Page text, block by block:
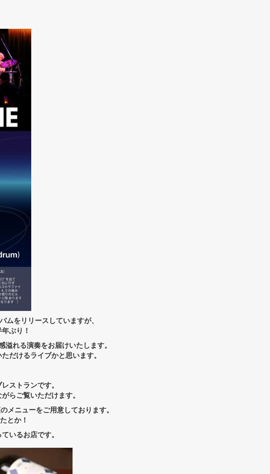
ムをリリースしていますが、
ぶり！
れる演奏をお届けいたします。
だけるライブかと思います。
ストランです。
らご覧いただけます。
メニューをご用意しております。
とか！
いるお店です。